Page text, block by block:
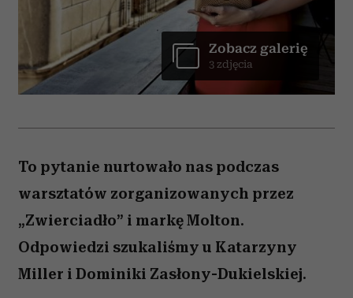
Zobacz galerię
3 zdjęcia
To pytanie nurtowało nas podczas
warsztatów zorganizowanych przez
„Zwierciadło” i markę Molton.
Odpowiedzi szukaliśmy u Katarzyny
Miller i Dominiki Zasłony-Dukielskiej.